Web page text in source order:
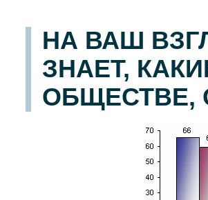
НА ВАШ
ЗНАЕТ,
ОБЩЕСТВЕ,